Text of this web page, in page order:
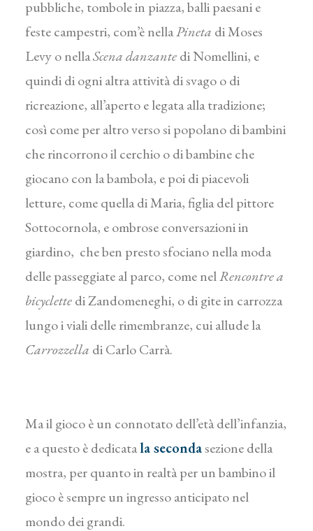
pubbliche, tombole in piazza, balli paesani e
feste campestri, com’è nellaPineta di Moses
Levy o nellaScena danzantedi Nomellini, e
quindi di ogni altra attività di svago o di
ricreazione, all’aperto e legata alla tradizione;
così come per altro verso si popolano di bambini
che rincorrono il cerchio o di bambine che
giocano con la bambola, e poi di piacevoli
letture, come quella di Maria, figlia del pittore
Sottocornola, e ombrose conversazioni in
giardino, che ben presto sfociano nella moda
delle passeggiate al parco, come nelRencontre a
bicyclettedi Zandomeneghi, o di gite in carrozza
lungo i viali delle rimembranze, cui allude la
Carrozzella di Carlo Carrà.
Ma il gioco è un connotato dell’età dell’infanzia,
e a questo è dedicatala secondasezione della
mostra, per quanto in realtà per un bambino il
gioco è sempre un ingresso anticipato nel
mondo dei grandi.